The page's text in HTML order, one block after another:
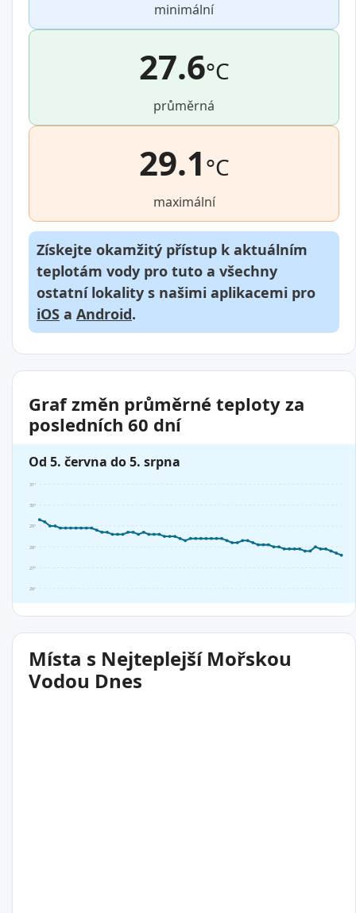
minimální
27.6°C
průměrná
29.1°C
maximální
Získejte okamžitý přístup k aktuálním
teplotám vody pro tuto a všechny
ostatní lokality s našimi aplikacemi pro
iOS a Android.
Graf změn průměrné teploty za
posledních 60 dní
Od 5. června do 5. srpna
26°
27°
28°
29°
30°
31°
Místa s Nejteplejší Mořskou
Vodou Dnes